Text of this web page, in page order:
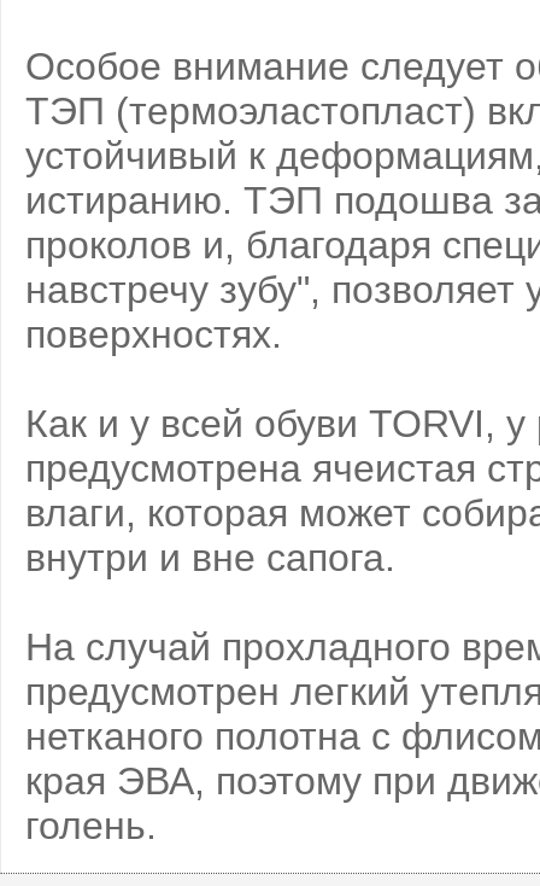
Особое внимание следует
ТЭП (термоэластопласт)
устойчивый к
истиранию. ТЭП подошва
проколов и, благодаря
навстречу зубу",
поверхностях.
Как и у всей обуви TORVI,
предусмотрена ячеистая
влаги, которая может
внутри и вне сапога.
На случай прохладного
предусмотрен легкий
нетканого полотна с
края ЭВА, поэтому при
голень.